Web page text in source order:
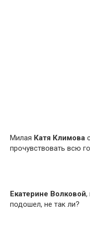
Милая Катя Климова
прочувствовать всю
Екатерине Волковой,
подошел, не так ли?